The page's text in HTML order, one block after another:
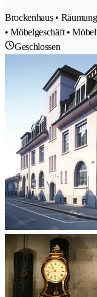
Brockenhaus •
• Möbelgeschäft •
Geschlossen